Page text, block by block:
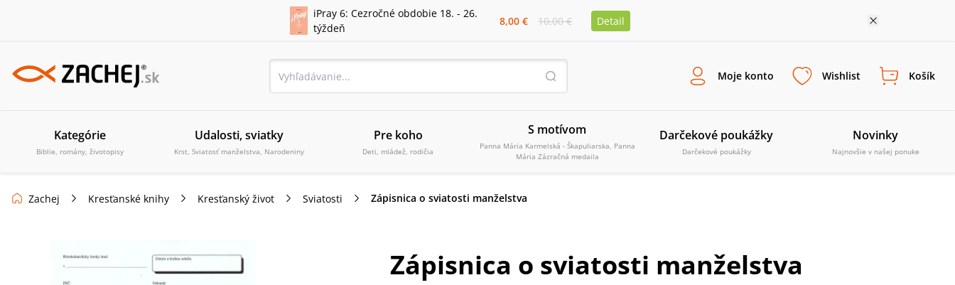
iPray 6: Cezročné obdobie 18. - 26.
týždeň
8,00 € 10,00 € Detail
Moje konto Wishlist Košík
Kategórie
Biblie, romány, životopisy
Udalosti, sviatky
Krst, Sviatosť manželstva, Narodeniny
Pre koho
Deti, mládež, rodičia
S motívom
Panna Mária Karmelská - Škapuliarska, Panna
Mária Zázračná medaila
Darčekové poukážky
Darčekové poukážky
Novinky
Najnovšie v našej ponuke
Zachej Kresťanské knihy Kresťanský život Sviatosti Zápisnica o sviatosti manželstva
Zápisnica o sviatosti manželstva